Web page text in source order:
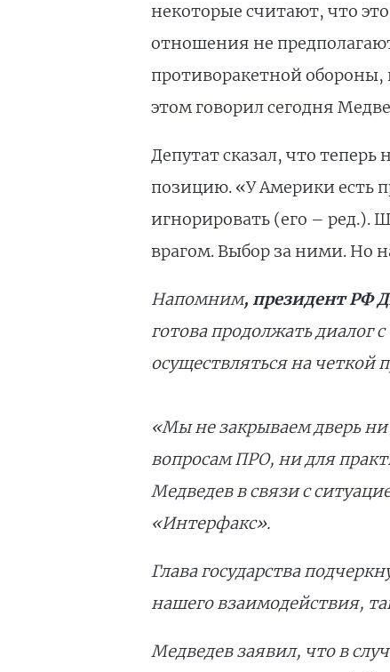
некоторые считают, что
отношения не
противоракетной обороны,
этом говорил сегодня
Депутат сказал, что
позицию. «У Америки есть
игнорировать (его – ред.).
врагом. Выбор за ними. Но
Напомним, президент РФ
готова продолжать диалог
осуществляться на четкой
«Мы не закрываем дверь
вопросам ПРО, ни для
Медведев в связи с
«Интерфакс».
Глава государства
нашего взаимодействия,
Медведев заявил, что в